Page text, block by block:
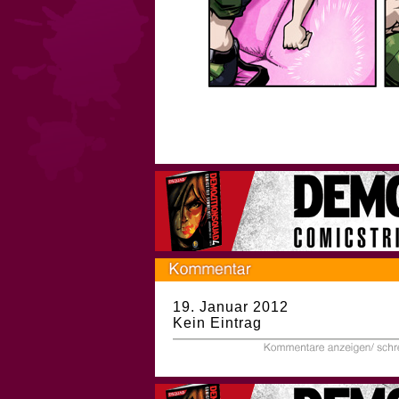
19. Januar 2012
Kein Eintrag